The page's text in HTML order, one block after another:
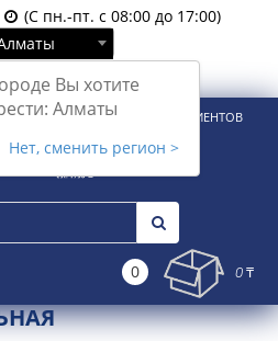
(С пн.-пт. с 08:00 до 17:00)
Вы хотите
Алматы
Нет, сменить регион >
Регистрация
И КОРПОРАТИВНЫХ КЛИЕНТОВ
0 0 ₸